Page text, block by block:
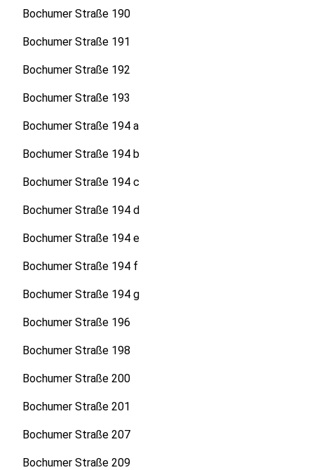
Bochumer Straße 190
Bochumer Straße 191
Bochumer Straße 192
Bochumer Straße 193
Bochumer Straße 194 a
Bochumer Straße 194 b
Bochumer Straße 194 c
Bochumer Straße 194 d
Bochumer Straße 194 e
Bochumer Straße 194 f
Bochumer Straße 194 g
Bochumer Straße 196
Bochumer Straße 198
Bochumer Straße 200
Bochumer Straße 201
Bochumer Straße 207
Bochumer Straße 209